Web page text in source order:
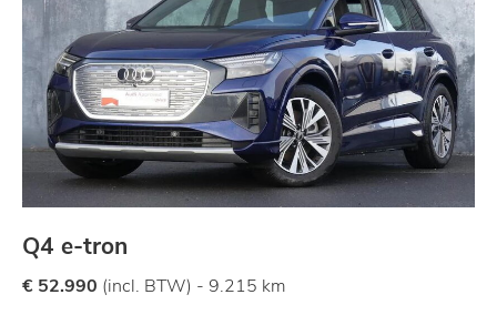
Q4 e-tron
€ 52.990 (incl. BTW) - 9.215 km